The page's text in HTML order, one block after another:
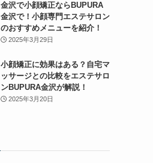
金沢で小顔矯正ならBUPURA
金沢で！小顔専門エステサロン
のおすすめメニューを紹介！
2025年3月29日
小顔矯正に効果はある？自宅マ
ッサージとの比較をエステサロ
ンBUPURA金沢が解説！
2025年3月20日